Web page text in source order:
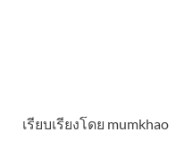
เรียบเรียงโดย mumkhao